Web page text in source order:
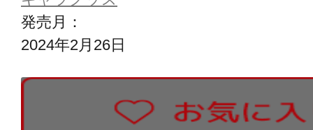
発売月：
2024年2月26日